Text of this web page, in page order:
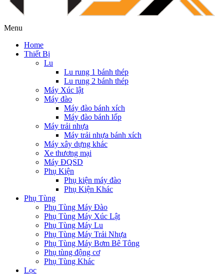
Menu
Home
Thiết Bị
Lu
Lu rung 1 bánh thép
Lu rung 2 bánh thép
Máy Xúc lật
Máy đào
Máy đào bánh xích
Máy đào bánh lốp
Máy trải nhựa
Máy trải nhựa bánh xích
Máy xây dựng khác
Xe thương mại
Máy ĐQSD
Phụ Kiện
Phụ kiện máy đào
Phụ Kiện Khác
Phụ Tùng
Phụ Tùng Máy Đào
Phụ Tùng Máy Xúc Lật
Phụ Tùng Máy Lu
Phụ Tùng Máy Trải Nhựa
Phụ Tùng Máy Bơm Bê Tông
Phụ tùng động cơ
Phụ Tùng Khác
Lọc